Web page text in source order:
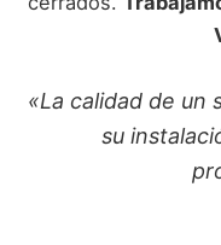
«La calidad de un
su